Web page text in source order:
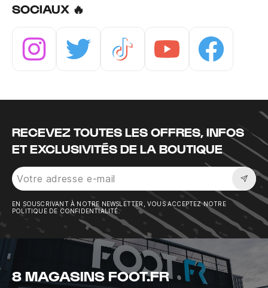
SOCIAUX 🔥
RECEVEZ TOUTES LES OFFRES, INFOS
ET EXCLUSIVITÉS DE LA BOUTIQUE
EN SOUSCRIVANT À NOTRE NEWSLETTER, VOUS ACCEPTEZ NOTRE
POLITIQUE DE CONFIDENTIALITÉ.
8 MAGASINS FOOT.FR